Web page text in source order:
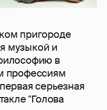
пригороде
музыкой и
в
профессиям
серьезная
"Голова